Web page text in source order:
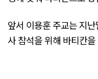
앞서 이용훈 주교는 지
사 참석을 위해 바티칸